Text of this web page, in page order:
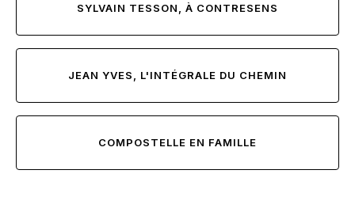
SYLVAIN TESSON, À CONTRESENS
JEAN YVES, L'INTÉGRALE DU CHEMIN
COMPOSTELLE EN FAMILLE